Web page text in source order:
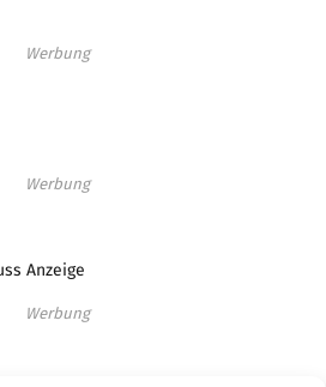
Werbung
Werbung
Werbung